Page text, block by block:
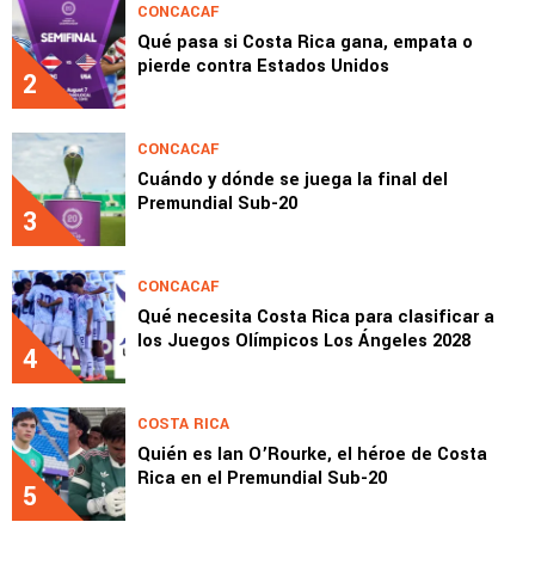
2
CONCACAF
Qué pasa si Costa Rica gana, empata o
pierde contra Estados Unidos
3
CONCACAF
Cuándo y dónde se juega la final del
Premundial Sub-20
4
CONCACAF
Qué necesita Costa Rica para clasificar a
los Juegos Olímpicos Los Ángeles 2028
5
COSTA RICA
Quién es Ian O’Rourke, el héroe de Costa
Rica en el Premundial Sub-20